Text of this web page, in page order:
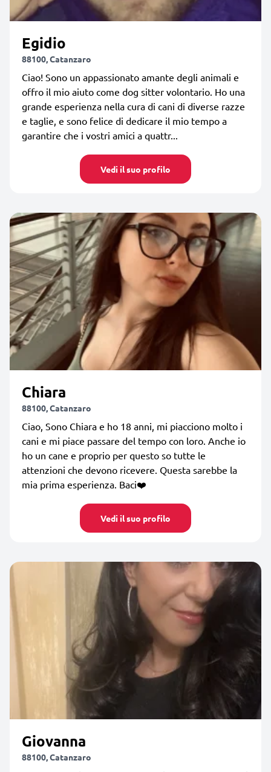
Egidio
88100, Catanzaro
Ciao! Sono un appassionato amante degli animali e
offro il mio aiuto come dog sitter volontario. Ho una
grande esperienza nella cura di cani di diverse razze
e taglie, e sono felice di dedicare il mio tempo a
garantire che i vostri amici a quattr...
Vedi il suo profilo
Chiara
88100, Catanzaro
Ciao, Sono Chiara e ho 18 anni, mi piacciono molto i
cani e mi piace passare del tempo con loro. Anche io
ho un cane e proprio per questo so tutte le
attenzioni che devono ricevere. Questa sarebbe la
mia prima esperienza. Baci❤️
Vedi il suo profilo
Giovanna
88100, Catanzaro